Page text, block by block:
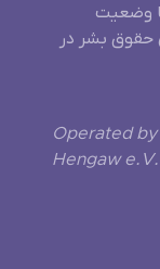
وضعیت
بشر در
Operated
Hengaw e.V.